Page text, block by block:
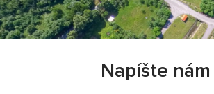
Napíšte nám